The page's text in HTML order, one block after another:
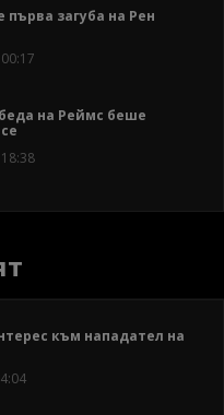
първа загуба на Рен
на Реймс беше
към нападател на